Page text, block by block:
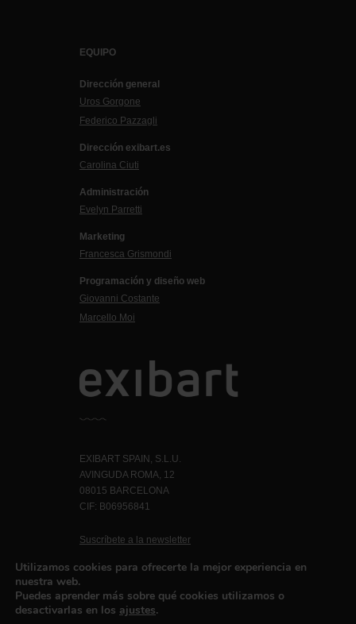
EQUIPO
Dirección general
Uros Gorgone
Federico Pazzagli
Dirección exibart.es
Carolina Ciuti
Administración
Evelyn Parretti
Marketing
Francesca Grismondi
Programación y diseño web
Giovanni Costante
Marcello Moi
EXIBART SPAIN, S.L.U.
AVINGUDA ROMA, 12
08015 BARCELONA
CIF: B06956841
Suscríbete a la newsletter
Política de privacidad
Utilizamos cookies para ofrecerte la mejor experiencia en
nuestra web.
Puedes aprender más sobre qué cookies utilizamos o
desactivarlas en los ajustes.